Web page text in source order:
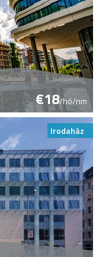
€18/hó/nm
Irodaház